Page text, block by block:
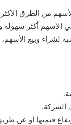
من الطرق
في الأسهم أكثر
وبيع
الشركة.
قيمتها أو عن